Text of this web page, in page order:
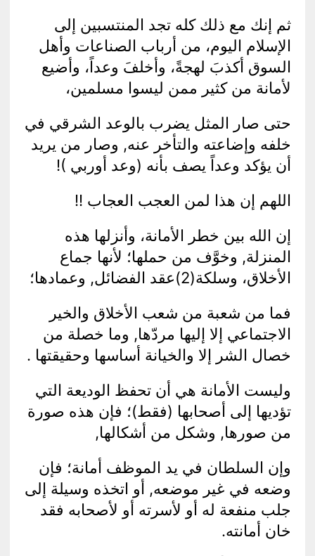
ثم إنك مع ذلك كله تجد المنتسبين إلى
الإسلام اليوم، من أرباب الصناعات وأهل
السوق أكذبَ لهجةً، وأخلفَ وعداً، وأضيع
لأمانة من كثير ممن ليسوا مسلمين،
حتى صار المثل يضرب بالوعد الشرقي في
خلفه وإضاعته والتأخر عنه, وصار من يريد
أن يؤكد وعداً يصف بأنه (وعد أوربي )!
اللهم إن هذا لمن العجب العجاب !!
إن الله بين خطر الأمانة، وأنزلها هذه
المنزلة, وخوَّف من حملها؛ لأنها جماع
الأخلاق، وسلكة(2)عقد الفضائل, وعمادها؛
فما من شعبة من شعب الأخلاق والخير
الاجتماعي إلا إليها مردّها, وما خصلة من
خصال الشر إلا والخيانة أساسها وحقيقتها .
وليست الأمانة هي أن تحفظ الوديعة التي
تؤديها إلى أصحابها (فقط)؛ فإن هذه صورة
من صورها, وشكل من أشكالها,
وإن السلطان في يد الموظف أمانة؛ فإن
وضعه في غير موضعه, أو اتخذه وسيلة إلى
جلب منفعة له أو لأسرته أو لأصحابه فقد
خان أمانته.